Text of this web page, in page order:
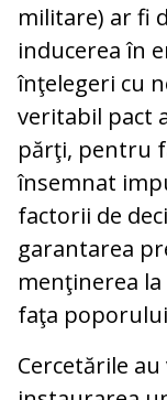
militare) ar fi
inducerea în
înţelegeri cu
veritabil pact
părţi, pentru
însemnat
factorii de
garantarea
menţinerea
faţa
Cercetările